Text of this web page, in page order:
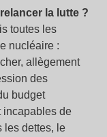
la lutte ?
toutes les
nucléaire :
allègement
des
budget
incapables de
les dettes, le